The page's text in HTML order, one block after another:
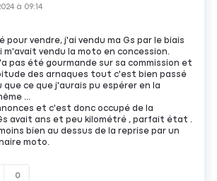
à 09:14
pour vendre, j'ai vendu ma Gs par le biais
m'avait vendu la moto en concession.
pas été gourmande sur sa commission et
des arnaques tout c'est bien passé
que ce que j'aurais pu espérer en la
...
et c'est donc occupé de la
avait ans et peu kilométré , parfait état .
bien au dessus de la reprise par un
moto.
0